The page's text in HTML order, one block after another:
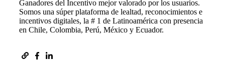
Ganadores del Incentivo mejor valorado por los usuarios.
Somos una súper plataforma de lealtad, reconocimientos e
incentivos digitales, la # 1 de Latinoamérica con presencia
en Chile, Colombia, Perú, México y Ecuador.